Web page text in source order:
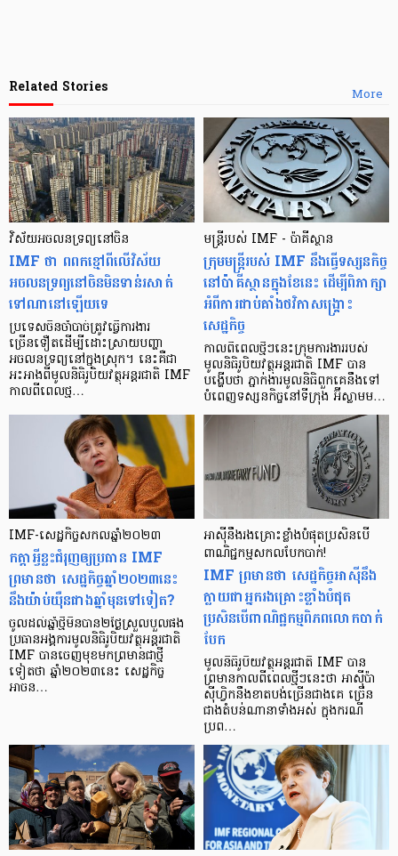
More
Related Stories
វិស័យអចលនទ្រព្យនៅចិន
IMF ថា ពពកខ្មៅពីលើវិស័យ
អចលនទ្រព្យនៅចិនមិនទាន់រសាត់
ទៅណានៅឡើយទេ
ប្រទេសចិនចាំបាច់ត្រូវធ្វើការងារ
ច្រើនទឿតដើម្បីដោះស្រាយបញ្ហា
អចលនទ្រព្យនៅក្នុងស្រុក។ នេះគឺជា
អះអាងពីមូលនិធិរូបិយវត្ថុអន្តរជាតិ IMF
កាលពីពេលថ្ម…
មន្ត្រីរបស់ IMF - ប៉ាគីស្ថាន
ក្រុមមន្ត្រីរបស់ IMF នឹងធ្វើទស្សនកិច្ច
នៅប៉ាគីស្ថានក្នុងខែនេះ ដើម្បីពិភាក្សា
អំពីការជាប់គាំងថវិកាសង្គ្រោះ
សេដ្ឋកិច្ច
កាលពីពេលថ្មីៗនេះក្រុមការងាររបស់
មូលនិធិរូបិយវត្ថុអន្តរជាតិ IMF បាន
បង្ហើបថា ភ្នាក់ងារមូលនិធិពួកគេនឹងទៅ
បំពេញទស្សនកិច្ចនៅទីក្រុង អ៊ីស្លាមម…
IMF-សេដ្ឋកិច្ចសកលឆ្នាំ២០២៣
កត្តាអ្វីខ្លះជំរុញឲ្យប្រធាន IMF
ព្រមានថា សេដ្ឋកិច្ចឆ្នាំ២០២៣នេះ
នឹងយ៉ាប់យ៉ឺនជាងឆ្នាំមុនទៅទៀត?
ចូលដល់ឆ្នាំថ្មីមិនបាន២ថ្ងៃស្រួលបួលផង
ប្រធានអង្គការមូលនិធិរូបិយវត្ថុអន្តរជាតិ
IMF បានចេញមុខមកព្រមានជាថ្មី
ទៀតថា ឆ្នាំ២០២៣នេះ សេដ្ឋកិច្ច
អាចន…
អាស៊ីនឹងរងគ្រោះខ្លាំងបំផុតប្រសិនបើ
ពាណិជ្ជកម្មសកលបែកបាក់!
IMF ព្រមានថា សេដ្ឋកិច្ចអាស៊ីនឹង
ក្លាយជាអ្នករងគ្រោះខ្លាំងបំផុត
ប្រសិនបើពាណិជ្ជកម្មពិភពលោកបាក់
បែក
មូលនិធិរូបិយវត្ថុអន្តរជាតិ IMF បាន
ព្រមានកាលពីពេលថ្មីៗនេះថា អាស៊ីប៉ា
ស៊ីហ្វិកនឹងខាតបង់ច្រើនជាងគេ ច្រើន
ជាងតំបន់ណានាទាំងអស់ ក្នុងករណី
ប្រព…